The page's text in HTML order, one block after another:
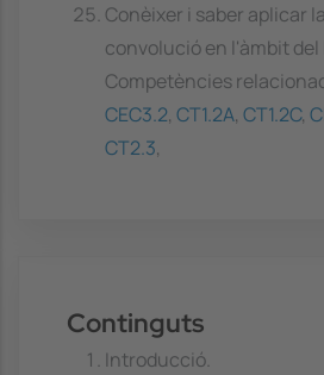
Conèixer i saber aplicar
convolució en l'àmbit del
Competències
CEC3.2, CT1.2A, CT1.2C,
CT2.3,
Continguts
Introducció.